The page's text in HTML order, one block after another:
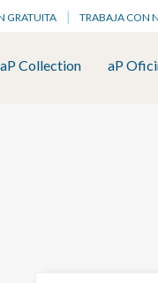
GRATUITA TRABAJA CON
aP Collection aP